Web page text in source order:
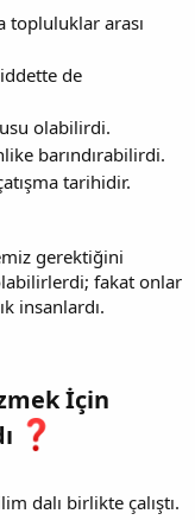
topluluklar arası
de
olabilirdi.
barındırabilirdi.
tarihidir.
gerektiğini
fakat onlar
insanlardı.
İçin
dalı birlikte çalıştı.